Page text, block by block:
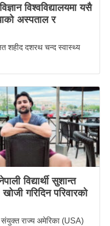
विश्वविद्यालयमा यसै
अस्पताल र
शहीद दशरथ चन्द स्वास्थ्य
विद्यार्थी सुशान्त
गरिदिन परिवारको
राज्य अमेरिका (USA)